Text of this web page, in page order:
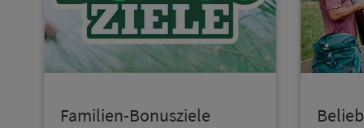
Familien-Bonusziele